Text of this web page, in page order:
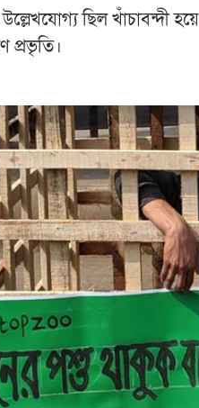
ছিল খাঁচাবন্দী
প্রভৃতি।